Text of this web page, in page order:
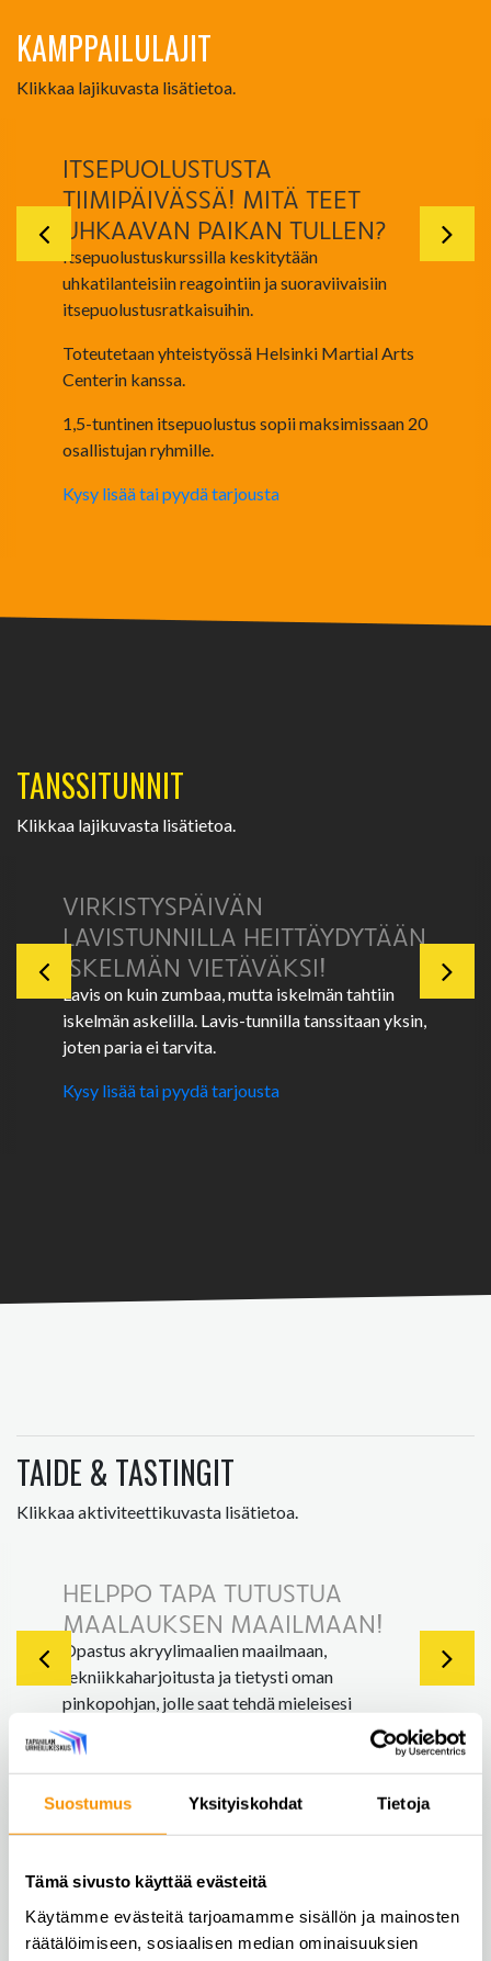
Suostumus Yksityiskohdat Tietoja
Tämä sivusto käyttää evästeitä
Käytämme evästeitä tarjoamamme sisällön ja mainosten
räätälöimiseen, sosiaalisen median ominaisuuksien
KAMPPAILULAJIT
Klikkaa lajikuvasta lisätietoa.
ITSEPUOLUSTUSTA
TIIMIPÄIVÄSSÄ! MITÄ TEET
UHKAAVAN PAIKAN TULLEN?
Itsepuolustuskurssilla keskitytään
uhkatilanteisiin reagointiin ja suoraviivaisiin
itsepuolustusratkaisuihin.
Toteutetaan yhteistyössä Helsinki Martial Arts
Centerin kanssa.
1,5-tuntinen itsepuolustus sopii maksimissaan 20
osallistujan ryhmille.
Kysy lisää tai pyydä tarjousta
TANSSITUNNIT
Klikkaa lajikuvasta lisätietoa.
VIRKISTYSPÄIVÄN
LAVISTUNNILLA HEITTÄYDYTÄÄN
ISKELMÄN VIETÄVÄKSI!
Lavis on kuin zumbaa, mutta iskelmän tahtiin
iskelmän askelilla. Lavis-tunnilla tanssitaan yksin,
joten paria ei tarvita.
Kysy lisää tai pyydä tarjousta
TAIDE & TASTINGIT
Klikkaa aktiviteettikuvasta lisätietoa.
HELPPO TAPA TUTUSTUA
MAALAUKSEN MAAILMAAN!
Opastus akryylimaalien maailmaan,
tekniikkaharjoitusta ja tietysti oman
pinkopohjan, jolle saat tehdä mieleisesi
luomuksen. Vietetään virkistyspäivän yhteydessä
rento hetki maalauksen parissa ja opitaan vähän
uutta, hauskoja tekniikoita sekä
maalausvälineiden käyttöä.
maksimiryhmäkoko on 20 osallistujaa.
Kysy lisää tai pyydä tarjousta